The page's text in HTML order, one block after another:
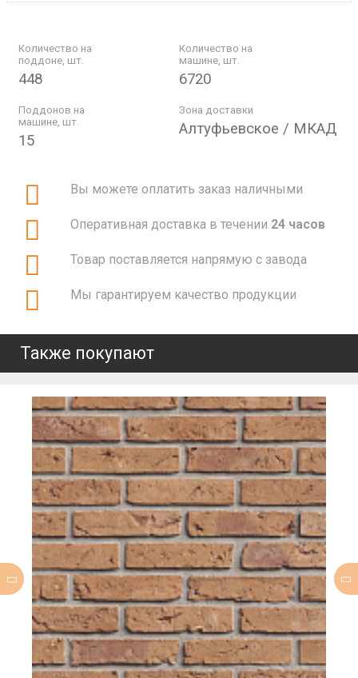
Количество на
поддоне, шт.
448
Количество на
машине, шт.
6720
Поддонов на
машине, шт.
15
Зона доставки
Алтуфьевское / МКАД
Вы можете оплатить заказ наличными
Оперативная доставка в течении 24 часов
Товар поставляется напрямую с завода
Мы гарантируем качество продукции
Также покупают